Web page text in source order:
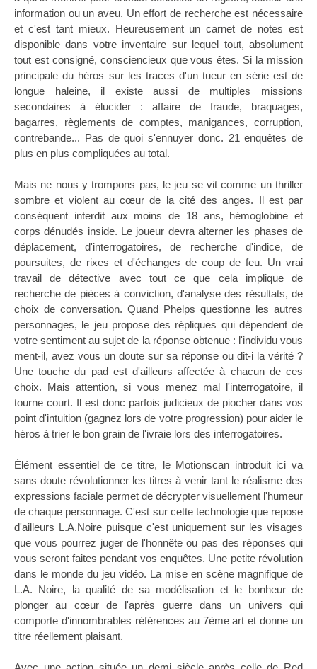
information ou un aveu. Un effort de recherche est nécessaire
et c'est tant mieux. Heureusement un carnet de notes est
disponible dans votre inventaire sur lequel tout, absolument
tout est consigné, consciencieux que vous êtes. Si la mission
principale du héros sur les traces d'un tueur en série est de
longue haleine, il existe aussi de multiples missions
secondaires à élucider : affaire de fraude, braquages,
bagarres, règlements de comptes, manigances, corruption,
contrebande... Pas de quoi s'ennuyer donc. 21 enquêtes de
plus en plus compliquées au total.
Mais ne nous y trompons pas, le jeu se vit comme un thriller
sombre et violent au cœur de la cité des anges. Il est par
conséquent interdit aux moins de 18 ans, hémoglobine et
corps dénudés inside. Le joueur devra alterner les phases de
déplacement, d'interrogatoires, de recherche d'indice, de
poursuites, de rixes et d'échanges de coup de feu. Un vrai
travail de détective avec tout ce que cela implique de
recherche de pièces à conviction, d'analyse des résultats, de
choix de conversation. Quand Phelps questionne les autres
personnages, le jeu propose des répliques qui dépendent de
votre sentiment au sujet de la réponse obtenue : l'individu vous
ment-il, avez vous un doute sur sa réponse ou dit-i la vérité ?
Une touche du pad est d'ailleurs affectée à chacun de ces
choix. Mais attention, si vous menez mal l'interrogatoire, il
tourne court. Il est donc parfois judicieux de piocher dans vos
point d'intuition (gagnez lors de votre progression) pour aider le
héros à trier le bon grain de l'ivraie lors des interrogatoires.
Élément essentiel de ce titre, le Motionscan introduit ici va
sans doute révolutionner les titres à venir tant le réalisme des
expressions faciale permet de décrypter visuellement l'humeur
de chaque personnage. C'est sur cette technologie que repose
d'ailleurs L.A.Noire puisque c'est uniquement sur les visages
que vous pourrez juger de l'honnête ou pas des réponses qui
vous seront faites pendant vos enquêtes. Une petite révolution
dans le monde du jeu vidéo. La mise en scène magnifique de
L.A. Noire, la qualité de sa modélisation et le bonheur de
plonger au cœur de l'après guerre dans un univers qui
comporte d'innombrables références au 7ème art et donne un
titre réellement plaisant.